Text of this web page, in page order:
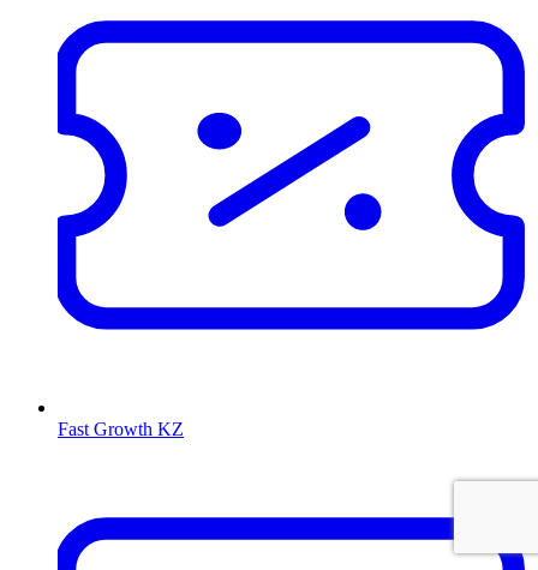
Fast Growth KZ